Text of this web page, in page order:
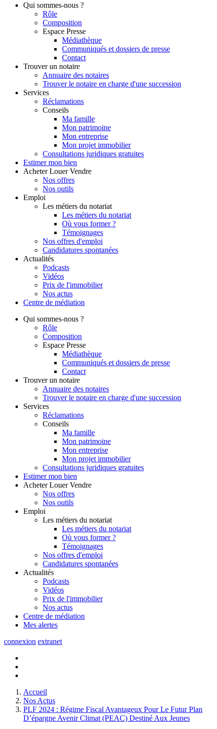
Qui sommes-nous ?
Rôle
Composition
Espace Presse
Médiathèque
Communiqués et dossiers de presse
Contact
Trouver un notaire
Annuaire des notaires
Trouver le notaire en charge d'une succession
Services
Réclamations
Conseils
Ma famille
Mon patrimoine
Mon entreprise
Mon projet immobilier
Consultations juridiques gratuites
Estimer mon bien
Acheter Louer Vendre
Nos offres
Nos outils
Emploi
Les métiers du notariat
Les métiers du notariat
Où vous former ?
Témoignages
Nos offres d'emploi
Candidatures spontanées
Actualités
Podcasts
Vidéos
Prix de l'immobilier
Nos actus
Centre de médiation
Qui sommes-nous ?
Rôle
Composition
Espace Presse
Médiathèque
Communiqués et dossiers de presse
Contact
Trouver un notaire
Annuaire des notaires
Trouver le notaire en charge d'une succession
Services
Réclamations
Conseils
Ma famille
Mon patrimoine
Mon entreprise
Mon projet immobilier
Consultations juridiques gratuites
Estimer mon bien
Acheter Louer Vendre
Nos offres
Nos outils
Emploi
Les métiers du notariat
Les métiers du notariat
Où vous former ?
Témoignages
Nos offres d'emploi
Candidatures spontanées
Actualités
Podcasts
Vidéos
Prix de l'immobilier
Nos actus
Centre de médiation
Mes alertes
connexion extranet
Accueil
Nos Actus
PLF 2024 : Régime Fiscal Avantageux Pour Le Futur Plan
D’épargne Avenir Climat (PEAC) Destiné Aux Jeunes